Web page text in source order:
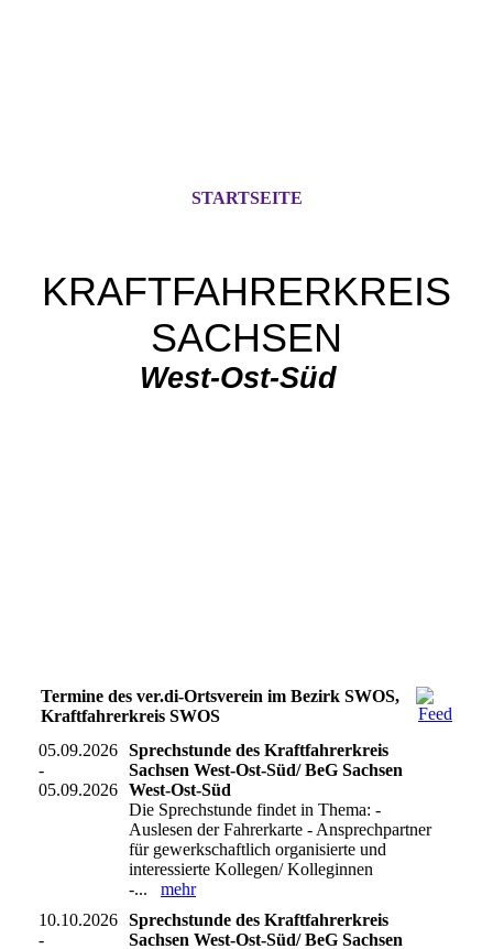
STARTSEITE
KRAFTFAHRERKREIS
SACHSEN
West-Ost-Süd
Termine des ver.di-Ortsverein im Bezirk SWOS,
Kraftfahrerkreis SWOS
05.09.2026
-
05.09.2026
Sprechstunde des Kraftfahrerkreis
Sachsen West-Ost-Süd/ BeG Sachsen
West-Ost-Süd
Die Sprechstunde findet in Thema: -
Auslesen der Fahrerkarte - Ansprechpartner
für gewerkschaftlich organisierte und
interessierte Kollegen/ Kolleginnen
-... mehr
10.10.2026
-
Sprechstunde des Kraftfahrerkreis
Sachsen West-Ost-Süd/ BeG Sachsen